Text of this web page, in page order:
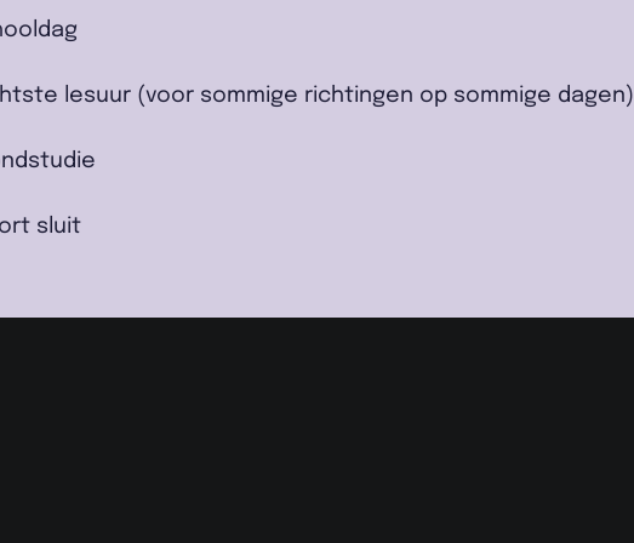
lesuur (voor sommige richtingen op sommige dagen)
sluit